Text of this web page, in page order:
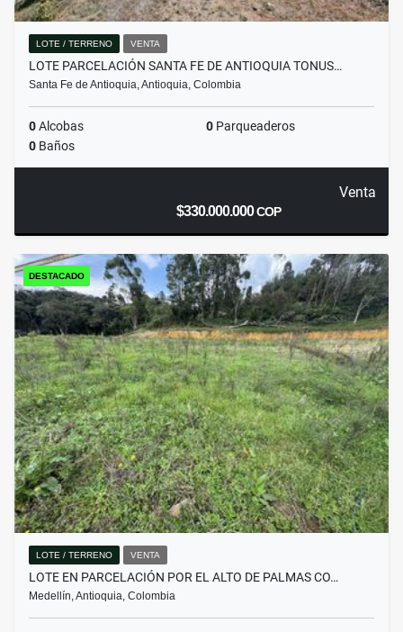
LOTE / TERRENO VENTA
LOTE PARCELACIÓN SANTA FE DE ANTIOQUIA TONUS…
Santa Fe de Antioquia, Antioquia, Colombia
0Alcobas 0 Parqueaderos
0 Baños
Venta
$330.000.000COP
DESTACADO
LOTE / TERRENO VENTA
LOTE EN PARCELACIÓN POR EL ALTO DE PALMAS CO…
Medellín, Antioquia, Colombia